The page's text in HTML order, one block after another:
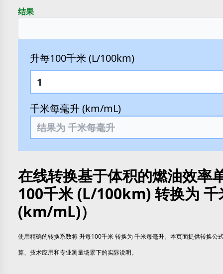
结果
升每100千米 (L/100km)
千米每毫升 (km/mL)
在线转换基于体积的燃油效率
100千米 (L/100km) 转换为 千
(km/mL)）
使用精确的转换系数将 升每100千米 转换为 千米每毫升。本页面提供转换公
算、技术应用和专业测量场景下的实际说明。